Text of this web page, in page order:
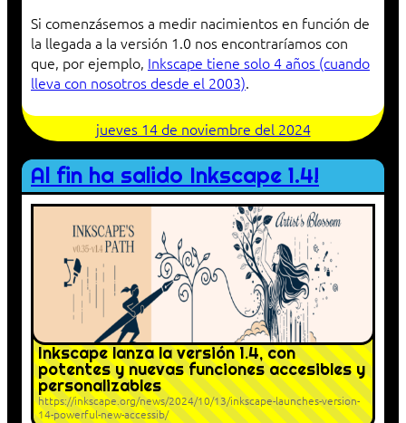
Si comenzásemos a medir nacimientos en función de
la llegada a la versión 1.0 nos encontraríamos con
que, por ejemplo, Inkscape tiene solo 4 años (cuando
lleva con nosotros desde el 2003).
jueves 14 de noviembre del 2024
Al fin ha salido Inkscape 1.4!
Inkscape lanza la versión 1.4, con
potentes y nuevas funciones accesibles y
personalizables
https://inkscape.org/news/2024/10/13/inkscape-launches-version-
14-powerful-new-accessib/